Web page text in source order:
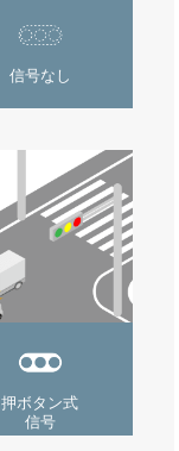
信号なし
押ボタン式
信号